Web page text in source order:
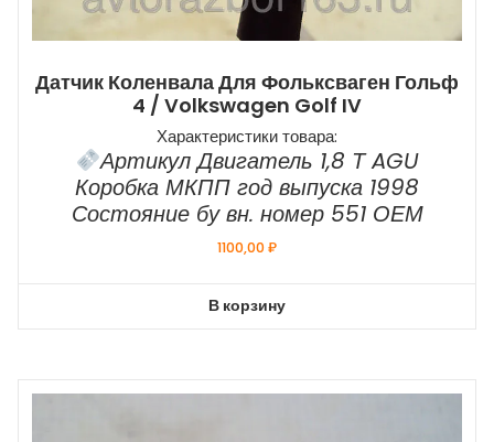
Датчик Коленвала Для Фольксваген Гольф
4 / Volkswagen Golf IV
Характеристики товара:
Артикул Двигатель 1,8 Т AGU
Коробка МКПП год выпуска 1998
Состояние бу вн. номер 551 ОЕМ
1100,00₽
В корзину